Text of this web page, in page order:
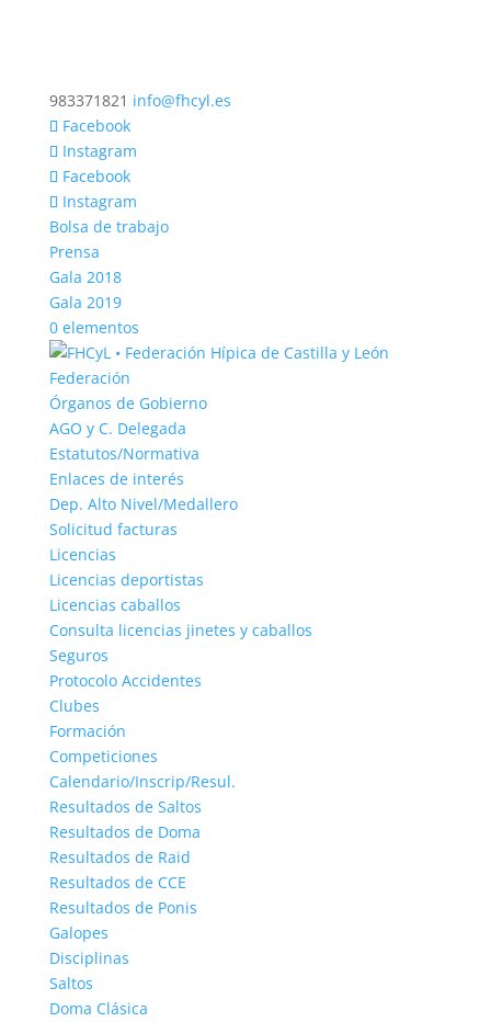
983371821 info@fhcyl.es
Facebook
Instagram
Facebook
Instagram
Bolsa de trabajo
Prensa
Gala 2018
Gala 2019
0 elementos
Federación
Órganos de Gobierno
AGO y C. Delegada
Estatutos/Normativa
Enlaces de interés
Dep. Alto Nivel/Medallero
Solicitud facturas
Licencias
Licencias deportistas
Licencias caballos
Consulta licencias jinetes y caballos
Seguros
Protocolo Accidentes
Clubes
Formación
Competiciones
Calendario/Inscrip/Resul.
Resultados de Saltos
Resultados de Doma
Resultados de Raid
Resultados de CCE
Resultados de Ponis
Galopes
Disciplinas
Saltos
Doma Clásica